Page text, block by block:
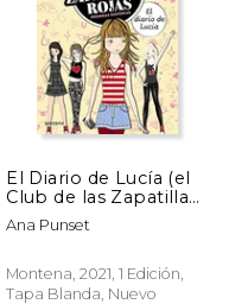
15%
dcto.
El Diario de Lucía (el
Club de las Zapatillas
Rojas)
Ana Punset
Montena, 2021, 1 Edición,
Tapa Blanda, Nuevo